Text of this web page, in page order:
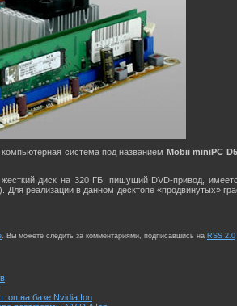
система под названием Mobii miniPC
диск на 320 ГБ, пишущий DVD-привод,
Для реализации в данном десктопе «продвинутых»
. Вы можете следить за комментариями, подписавшись на RSS 2.0
на базе Nvidia Ion